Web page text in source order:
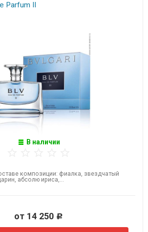
Parfum II
В наличии
композиции: фиалка, звездчатый
абсолю ириса,...
от 14 250 Р